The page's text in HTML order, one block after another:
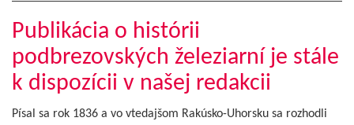
Publikácia o histórii
podbrezovských železiarní je stále
k dispozícii v našej redakcii
Písal sa rok 1836 a vo vtedajšom Rakúsko-Uhorsku sa rozhodli